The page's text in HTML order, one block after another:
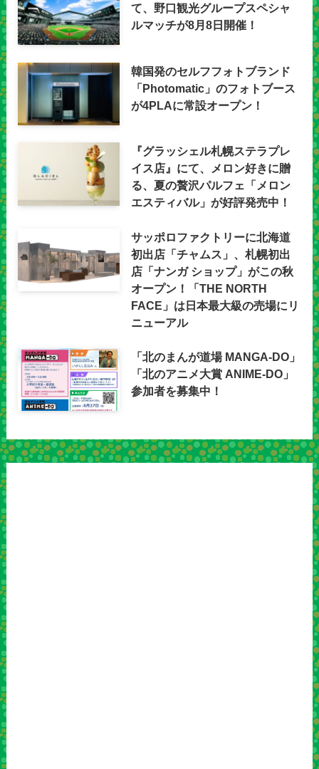
て、野口観光グループスペシャ
ルマッチが8月8日開催！
韓国発のセルフフォトブランド
「Photomatic」のフォトブース
が4PLAに常設オープン！
『グラッシェル札幌ステラプレ
イス店』にて、メロン好きに贈
る、夏の贅沢パルフェ「メロン
エスティバル」が好評発売中！
サッポロファクトリーに北海道
初出店「チャムス」、札幌初出
店「ナンガ ショップ」がこの秋
オープン！「THE NORTH
FACE」は日本最大級の売場にリ
ニューアル
「北のまんが道場 MANGA-DO」
「北のアニメ大賞 ANIME-DO」
参加者を募集中！